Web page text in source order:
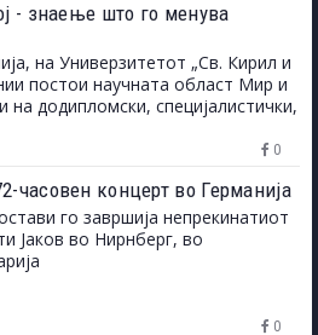
- знаење што го менува
на Универзитетот „Св. Кирил и
постои научната област Мир и
на додипломски, специјалистички,
0
часовен концерт во Германија
го завршија непрекинатиот
Јаков во Нирнберг, во
0